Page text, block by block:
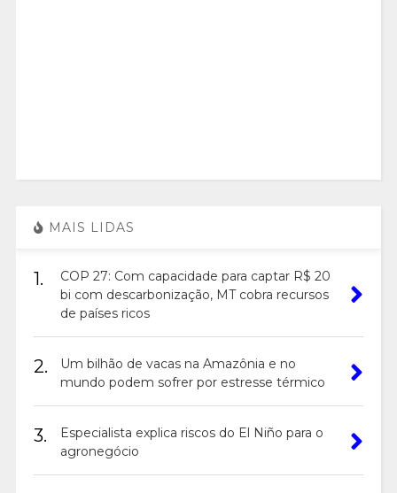
MAIS LIDAS
1.
COP 27: Com capacidade para captar R$ 20
bi com descarbonização, MT cobra recursos
de países ricos
2.
Um bilhão de vacas na Amazônia e no
mundo podem sofrer por estresse térmico
3.
Especialista explica riscos do El Niño para o
agronegócio